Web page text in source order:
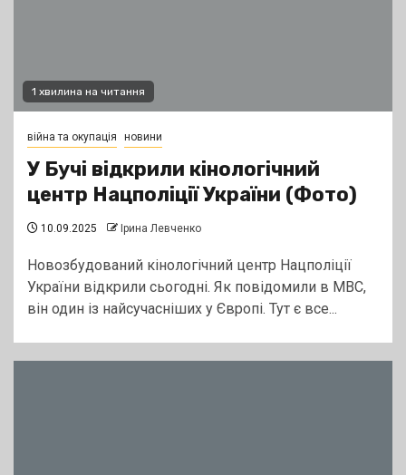
1 хвилина на читання
війна та окупація новини
У Бучі відкрили кінологічний
центр Нацполіції України (Фото)
10.09.2025 Ірина Левченко
Новозбудований кінологічний центр Нацполіції
України відкрили сьогодні. Як повідомили в МВС,
він один із найсучасніших у Європі. Тут є все...